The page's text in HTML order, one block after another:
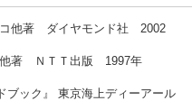
コ他著 ダイヤモンド社 2002
他著 ＮＴＴ出版 1997年
ブック』 東京海上ディーアール